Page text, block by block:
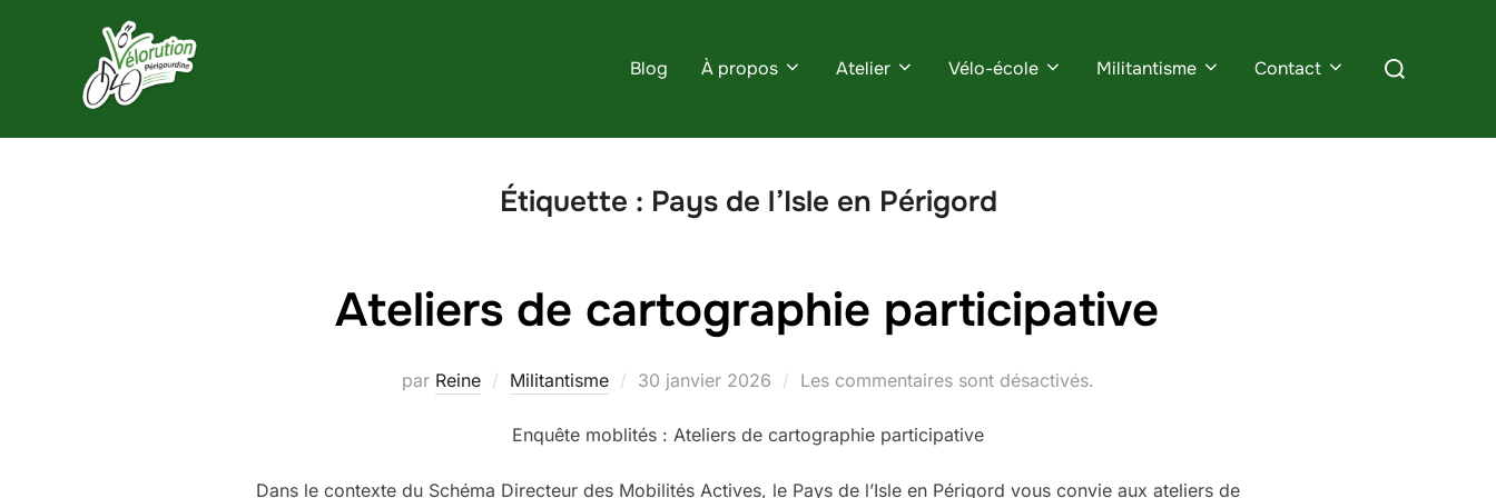
Blog À propos Atelier Vélo-école Militantisme Contact
Rechercher :
Étiquette : Pays de l’Isle en Périgord
Ateliers de cartographie participative
par Reine Militantisme
Publié
30 janvier 2026 Les commentaires sont désactivés.
Enquête moblités : Ateliers de cartographie participative
Dans le contexte du Schéma Directeur des Mobilités Actives, le Pays de l’Isle en Périgord vous convie aux ateliers de